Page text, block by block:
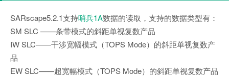
SARscape5.2.1支持哨兵1A数据的读取，支持的数据类型有：
SM SLC ——条带模式的斜距单视复数产品
IW SLC——干涉宽幅模式（TOPS Mode）的斜距单视复数产
品
EW SLC——超宽幅模式（TOPS Mode）的斜距单视复数产品